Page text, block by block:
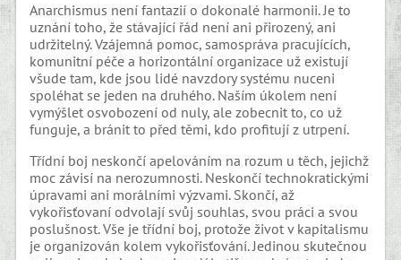
Anarchismus není fantazií o dokonalé harmonii. Je to
uznání toho, že stávající řád není ani přirozený, ani
udržitelný. Vzájemná pomoc, samospráva pracujících,
komunitní péče a horizontální organizace už existují
všude tam, kde jsou lidé navzdory systému nuceni
spoléhat se jeden na druhého. Naším úkolem není
vymýšlet osvobození od nuly, ale zobecnit to, co už
funguje, a bránit to před těmi, kdo profitují z utrpení.
Třídní boj neskončí apelováním na rozum u těch, jejichž
moc závisí na nerozumnosti. Neskončí technokratickými
úpravami ani morálními výzvami. Skončí, až
vykořisťovaní odvolají svůj souhlas, svou práci a svou
poslušnost. Vše je třídní boj, protože život v kapitalismu
je organizován kolem vykořisťování. Jedinou skutečnou